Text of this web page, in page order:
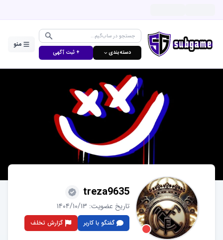
دسته‌بندی ⌵ + ثبت آگهی
منو
treza9635
تاریخ عضویت: ۱۴۰۴/۱۰/۱۳
گفتگو با کاربر گزارش تخلف